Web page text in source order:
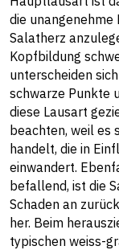
die unangenehme
Salatherz
Kopfbildung
unterscheiden
schwarze Punkte
diese Lausart
beachten, weil es
handelt, die in
einwandert.
befallend, ist die
Schaden an
her. Beim
typischen weiss-